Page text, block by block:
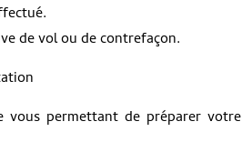
de vol ou de contrefaçon.
vous permettant de préparer votre